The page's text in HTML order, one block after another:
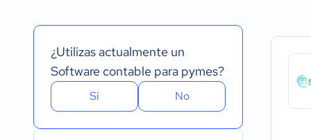
Pago anual
Pago de única vez
Instalado - Mac
Instalado - Linux
Dispositivo
Dispositivo
¿Utilizas actualmente un
Software contable para pymes?
Sí No